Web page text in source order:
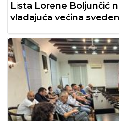
Lista Lorene Boljunčić
vladajuća većina